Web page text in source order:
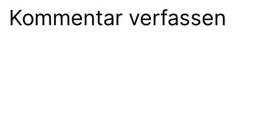
Kommentar verfassen